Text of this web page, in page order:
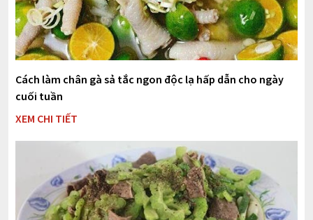
Cách làm chân gà sả tắc ngon độc lạ hấp dẫn cho ngày
cuối tuần
XEM CHI TIẾT